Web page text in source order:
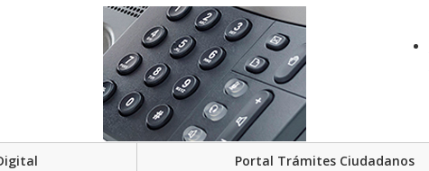
Portal Trámites Ciudadanos